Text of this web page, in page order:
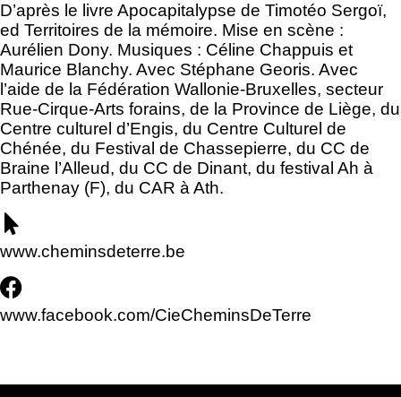
D’après le livre Apocapitalypse de Timotéo Sergoï,
ed Territoires de la mémoire. Mise en scène :
Aurélien Dony. Musiques : Céline Chappuis et
Maurice Blanchy. Avec Stéphane Georis. Avec
l’aide de la Fédération Wallonie-Bruxelles, secteur
Rue-Cirque-Arts forains, de la Province de Liège, du
Centre culturel d’Engis, du Centre Culturel de
Chénée, du Festival de Chassepierre, du CC de
Braine l’Alleud, du CC de Dinant, du festival Ah à
Parthenay (F), du CAR à Ath.
www.cheminsdeterre.be
www.facebook.com/CieCheminsDeTerre